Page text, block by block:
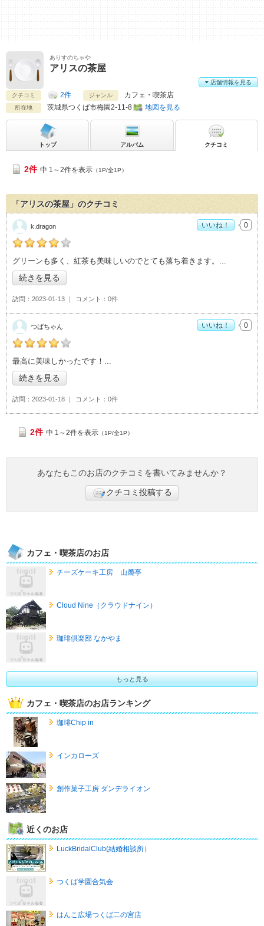
ありすのちゃや
アリスの茶屋
クチコミ 2件 ジャンル カフェ・喫茶店
所在地 茨城県つくば市梅園2-11-8 地図を見る
店舗情報を見る
トップ アルバム クチコミ
2件 中 1～2件を表示 （1P/全1P）
「アリスの茶屋」のクチコミ
k.dragonの「アリスの茶屋>」おすすめ度：4
グリーンも多く、紅茶も美味しいのでとても落ち着きます。
続きを見る
訪問 2023-01-13 コメント 0件
k.dragon いいね！ 0
つばちゃんの「アリスの茶屋>」おすすめ度：
最高に美味しかったです！
続きを見る
訪問 2023-01-18 コメント 0件
つばちゃん いいね！ 0
2件 中 1～2件を表示 （1P/全1P）
あなたもこのお店のクチコミを書いてみませんか？
クチコミ投稿する
カフェ・喫茶店のお店
チーズケーキ工房 山麓亭
Cloud Nine（クラウドナイン）
珈琲倶楽部 なかやま
もっと見る
カフェ・喫茶店のお店ランキング
珈琲Chip in
インカローズ
創作菓子工房 ダンデライオン
近くのお店
LuckBridalClub(結婚相談所）
つくば学園合気会
はんこ広場つくば二の宮店